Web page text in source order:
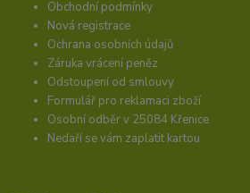
Obchodní podmínky
Nová registrace
Ochrana osobních údajů
Záruka vrácení peněz
Odstoupení od smlouvy
Formulář pro reklamaci zboží
Osobní odběr v 25084 Křenice
Nedaří se vám zaplatit kartou